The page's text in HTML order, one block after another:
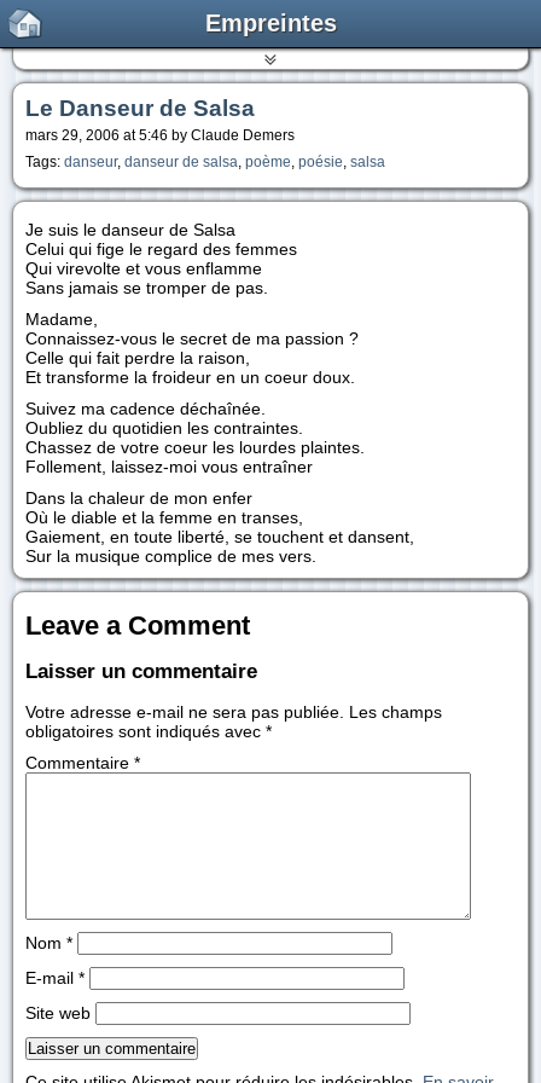
Empreintes
Le Danseur de Salsa
mars 29, 2006 at 5:46 by Claude Demers
Tags: danseur, danseur de salsa poème poésie salsa
Je suis le danseur de Salsa
Celui qui fige le regard des femmes
Qui virevolte et vous enflamme
Sans jamais se tromper de pas.
Madame,
Connaissez-vous le secret de ma passion ?
Celle qui fait perdre la raison,
Et transforme la froideur en un coeur doux.
Suivez ma cadence déchaînée.
Oubliez du quotidien les contraintes.
Chassez de votre coeur les lourdes plaintes.
Follement, laissez-moi vous entraîner
Dans la chaleur de mon enfer
Où le diable et la femme en transes,
Gaiement, en toute liberté, se touchent et dansent,
Sur la musique complice de mes vers.
Leave a Comment
Laisser un commentaire
Votre adresse e-mail ne sera pas publiée. Les champs
obligatoires sont indiqués avec *
Commentaire *
Nom *
E-mail *
Site web